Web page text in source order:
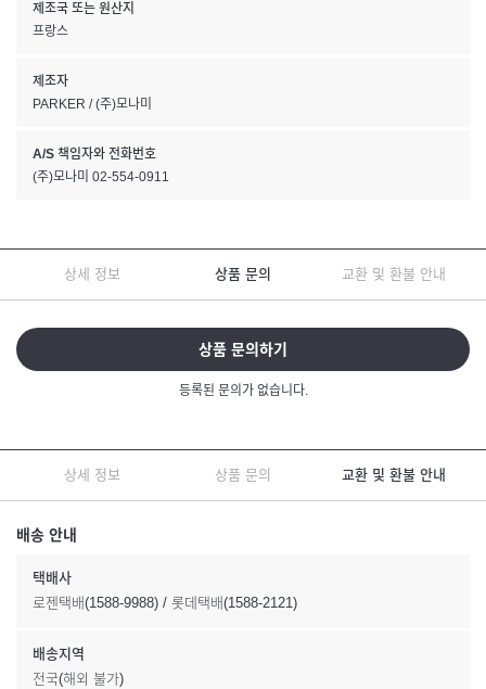
제조국 또는 원산지
프랑스
제조자
PARKER / (주)모나미
A/S 책임자와 전화번호
(주)모나미 02-554-0911
상세 정보 상품 문의 교환 및 환불 안내
상품 문의하기
등록된 문의가 없습니다.
상세 정보 상품 문의 교환 및 환불 안내
배송 안내
택배사
로젠택배(1588-9988) / 롯데택배(1588-2121)
배송지역
전국(해외 불가)